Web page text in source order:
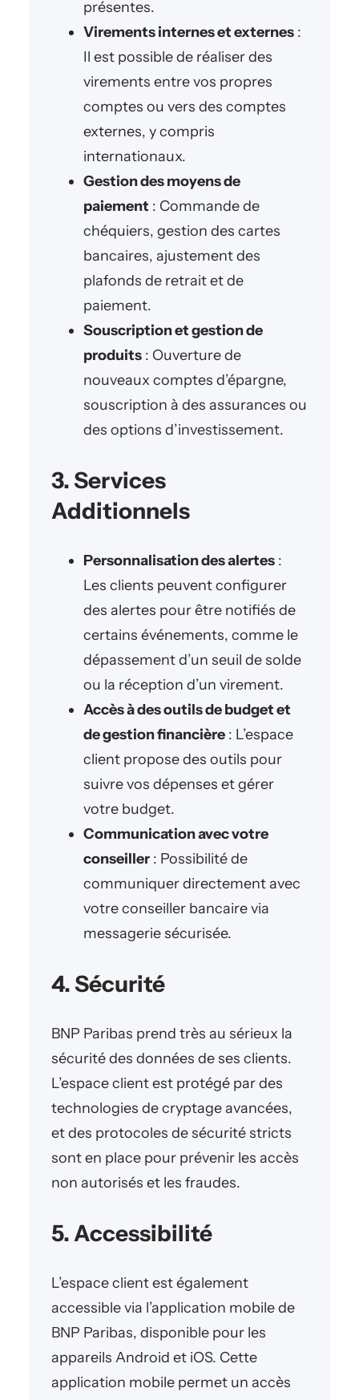
présentes.
Virements internes et externes :
Il est possible de réaliser des
virements entre vos propres
comptes ou vers des comptes
externes, y compris
internationaux.
Gestion des moyens de
paiement : Commande de
chéquiers, gestion des cartes
bancaires, ajustement des
plafonds de retrait et de
paiement.
Souscription et gestion de
produits : Ouverture de
nouveaux comptes d’épargne,
souscription à des assurances ou
des options d’investissement.
3. Services
Additionnels
Personnalisation des alertes :
Les clients peuvent configurer
des alertes pour être notifiés de
certains événements, comme le
dépassement d’un seuil de solde
ou la réception d’un virement.
Accès à des outils de budget et
de gestion financière : L’espace
client propose des outils pour
suivre vos dépenses et gérer
votre budget.
Communication avec votre
conseiller : Possibilité de
communiquer directement avec
votre conseiller bancaire via
messagerie sécurisée.
4. Sécurité
BNP Paribas prend très au sérieux la
sécurité des données de ses clients.
L’espace client est protégé par des
technologies de cryptage avancées,
et des protocoles de sécurité stricts
sont en place pour prévenir les accès
non autorisés et les fraudes.
5. Accessibilité
L’espace client est également
accessible via l’application mobile de
BNP Paribas, disponible pour les
appareils Android et iOS. Cette
application mobile permet un accès